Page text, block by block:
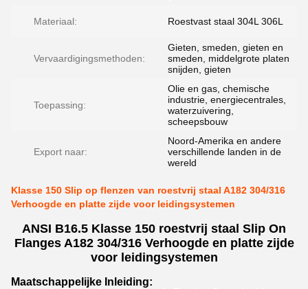
Materiaal: Roestvast staal 304L 306L
Vervaardigingsmethoden:
Gieten, smeden, gieten en
smeden, middelgrote platen
snijden, gieten
Toepassing:
Olie en gas, chemische
industrie, energiecentrales,
waterzuivering,
scheepsbouw
Export naar:
Noord-Amerika en andere
verschillende landen in de
wereld
Klasse 150 Slip op flenzen van roestvrij staal A182 304/316
Verhoogde en platte zijde voor leidingsystemen
ANSI B16.5 Klasse 150 roestvrij staal Slip On
Flanges A182 304/316 Verhoogde en platte zijde
voor leidingsystemen
Maatschappelijke Inleiding: